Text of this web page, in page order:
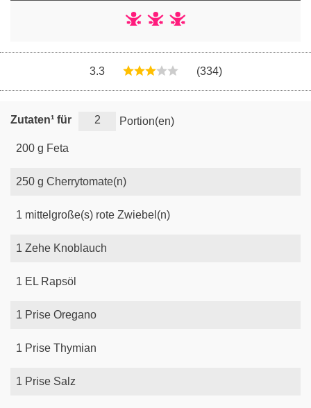
3.3 (334)
Zutaten¹ für Portion(en)
200 g Feta
250 g Cherrytomate(n)
1 mittelgroße(s) rote Zwiebel(n)
1 Zehe Knoblauch
1 EL Rapsöl
1 Prise Oregano
1 Prise Thymian
1 Prise Salz